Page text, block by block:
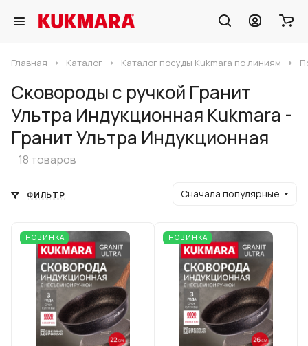
Главная Каталог Каталог посуды Kukmara по линиям
Сковороды с ручкой Гранит
Ультра Индукционная Kukmara -
Гранит Ультра Индукционная
18 товаров
ФИЛЬТР Сначала популярные
НОВИНКА НОВИНКА